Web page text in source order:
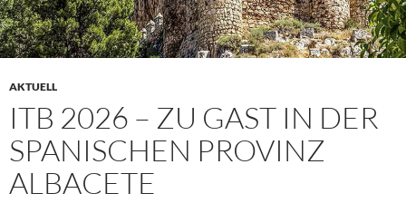
AKTUELL
ITB 2026 – ZU GAST IN DER
SPANISCHEN PROVINZ
ALBACETE